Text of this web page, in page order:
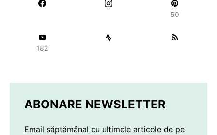
50
182
ABONARE NEWSLETTER
Email săptămânal cu ultimele articole de pe